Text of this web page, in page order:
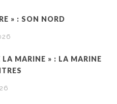
» : SON NORD
LA MARINE » : LA MARINE